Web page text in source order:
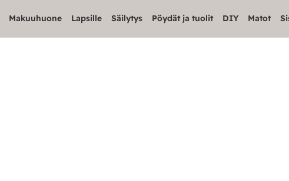
Makuuhuone Lapsille Säilytys Pöydät ja tuolit DIY Matot